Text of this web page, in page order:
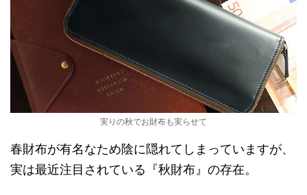
実りの秋でお財布も実らせて
春財布が有名なため陰に隠れてしまっていますが、
実は最近注目されている『秋財布』の存在。